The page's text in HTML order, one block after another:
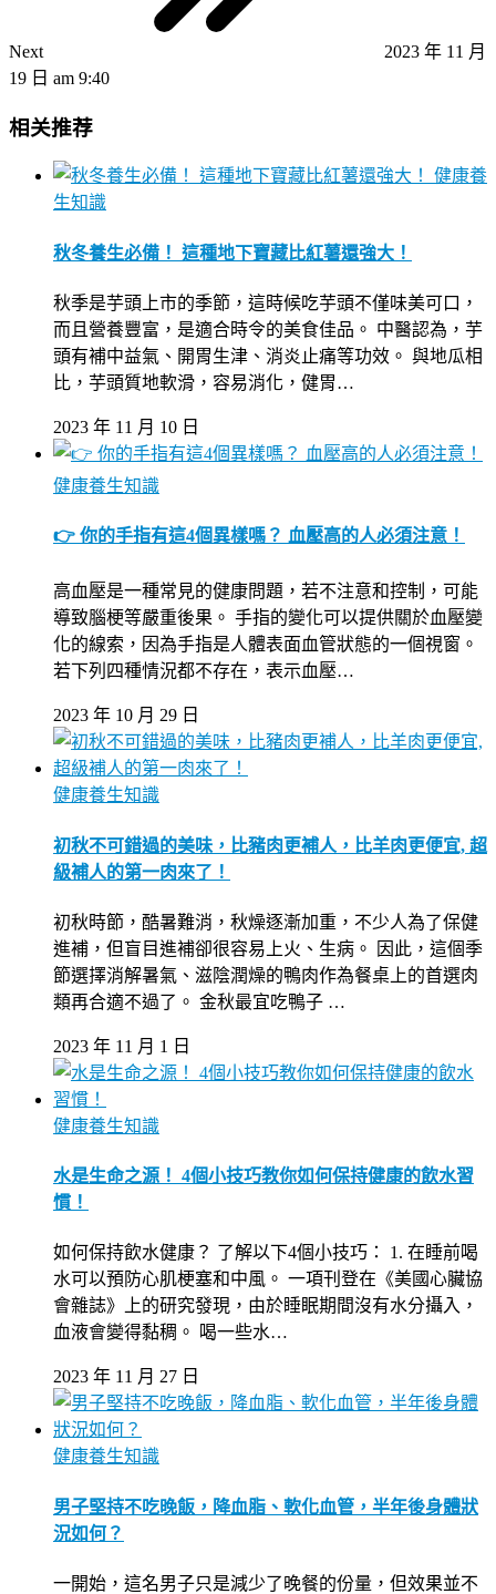
Next
2023 年 11 月
19 日 am 9:40
相关推荐
健康養
生知識
秋冬養生必備！ 這種地下寶藏比紅薯還強大！
秋季是芋頭上市的季節，這時候吃芋頭不僅味美可口，
而且營養豐富，是適合時令的美食佳品。 中醫認為，芋
頭有補中益氣、開胃生津、消炎止痛等功效。 與地瓜相
比，芋頭質地軟滑，容易消化，健胃…
2023 年 11 月 10 日
健康養生知識
👉 你的手指有這4個異樣嗎？ 血壓高的人必須注意！
高血壓是一種常見的健康問題，若不注意和控制，可能
導致腦梗等嚴重後果。 手指的變化可以提供關於血壓變
化的線索，因為手指是人體表面血管狀態的一個視窗。
若下列四種情況都不存在，表示血壓…
2023 年 10 月 29 日
健康養生知識
初秋不可錯過的美味，比豬肉更補人，比羊肉更便宜, 超
級補人的第一肉來了！
初秋時節，酷暑難消，秋燥逐漸加重，不少人為了保健
進補，但盲目進補卻很容易上火、生病。 因此，這個季
節選擇消解暑氣、滋陰潤燥的鴨肉作為餐桌上的首選肉
類再合適不過了。 金秋最宜吃鴨子 …
2023 年 11 月 1 日
健康養生知識
水是生命之源！ 4個小技巧教你如何保持健康的飲水習
慣！
如何保持飲水健康？ 了解以下4個小技巧： 1. 在睡前喝
水可以預防心肌梗塞和中風。 一項刊登在《美國心臟協
會雜誌》上的研究發現，由於睡眠期間沒有水分攝入，
血液會變得黏稠。 喝一些水…
2023 年 11 月 27 日
健康養生知識
男子堅持不吃晚飯，降血脂、軟化血管，半年後身體狀
況如何？
一開始，這名男子只是減少了晚餐的份量，但效果並不